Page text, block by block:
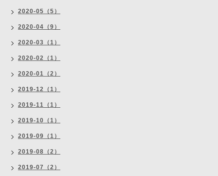
2020-05（5）
2020-04（9）
2020-03（1）
2020-02（1）
2020-01（2）
2019-12（1）
2019-11（1）
2019-10（1）
2019-09（1）
2019-08（2）
2019-07（2）